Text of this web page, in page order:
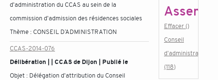
d'administration du CCAS au sein de la
commission d'admission des résidences sociales
Thème : CONSEIL D’ADMINISTRATION
CCAS-2014-076
Délibération | | CCAS de Dijon | Publié le
Objet : Délégation d'attribution du Conseil
Effacer ()
Conseil
d'administration
(118)